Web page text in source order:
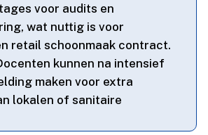
voor audits en
wat nuttig is voor
retail schoonmaak contract.​
kunnen na intensief
maken voor extra
lokalen of sanitaire